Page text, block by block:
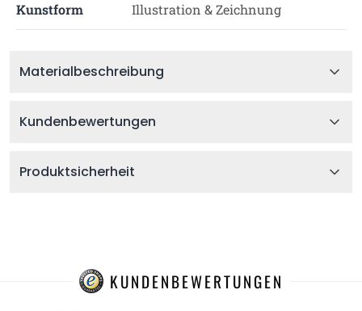
Kunstform Illustration & Zeichnung
Materialbeschreibung
Kundenbewertungen
Produktsicherheit
KUNDENBEWERTUNGEN